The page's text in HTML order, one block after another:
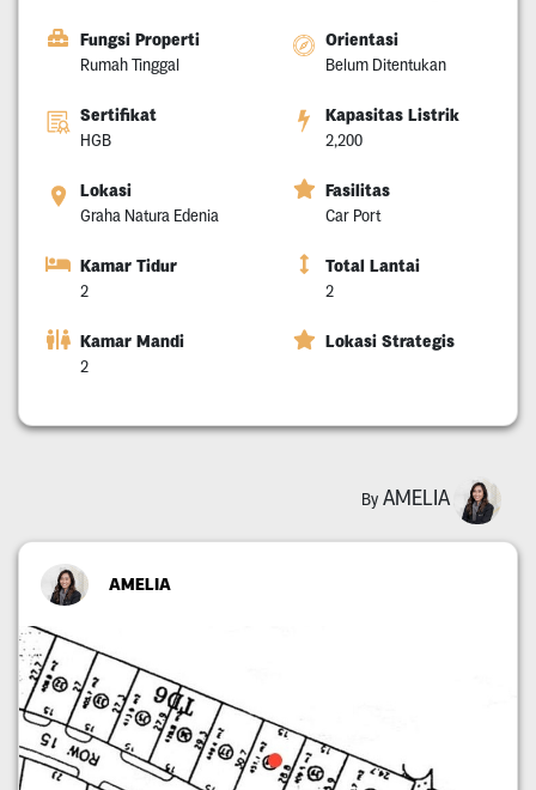
Fungsi Properti
Rumah Tinggal
Orientasi
Belum Ditentukan
Sertifikat
HGB
Kapasitas Listrik
2,200
Lokasi
Graha Natura Edenia
Fasilitas
Car Port
Kamar Tidur
2
Total Lantai
2
Kamar Mandi
2
Lokasi Strategis
By AMELIA
AMELIA